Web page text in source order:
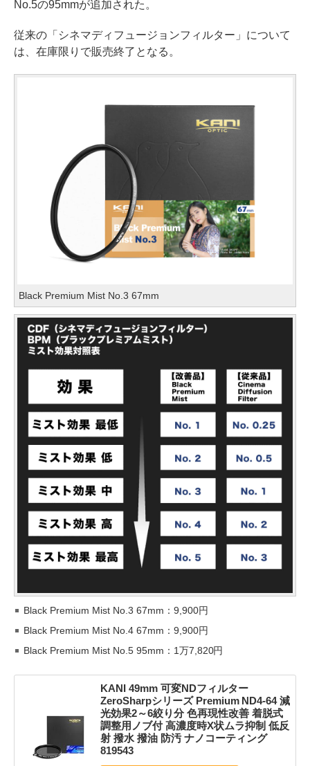
No.5の95mmが追加された。
従来の「シネマディフュージョンフィルター」について
は、在庫限りで販売終了となる。
Black Premium Mist No.3 67mm
Black Premium Mist No.3 67mm：9,900円
Black Premium Mist No.4 67mm：9,900円
Black Premium Mist No.5 95mm：1万7,820円
KANI 49mm 可変NDフィルター
ZeroSharpシリーズ Premium ND4-64 減
光効果2～6絞り分 色再現性改善 着脱式
調整用ノブ付 高濃度時X状ムラ抑制 低反
射 撥水 撥油 防汚 ナノコーティング
819543